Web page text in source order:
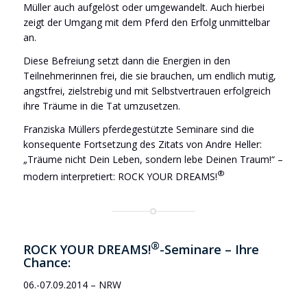
Müller auch aufgelöst oder umgewandelt. Auch hierbei
zeigt der Umgang mit dem Pferd den Erfolg unmittelbar
an.
Diese Befreiung setzt dann die Energien in den
Teilnehmerinnen frei, die sie brauchen, um endlich mutig,
angstfrei, zielstrebig und mit Selbstvertrauen erfolgreich
ihre Träume in die Tat umzusetzen.
Franziska Müllers pferdegestützte Seminare sind die
konsequente Fortsetzung des Zitats von Andre Heller:
„Träume nicht Dein Leben, sondern lebe Deinen Traum!“ –
modern interpretiert: ROCK YOUR DREAMS!®
ROCK YOUR DREAMS!®-Seminare – Ihre
Chance:
06.-07.09.2014 – NRW